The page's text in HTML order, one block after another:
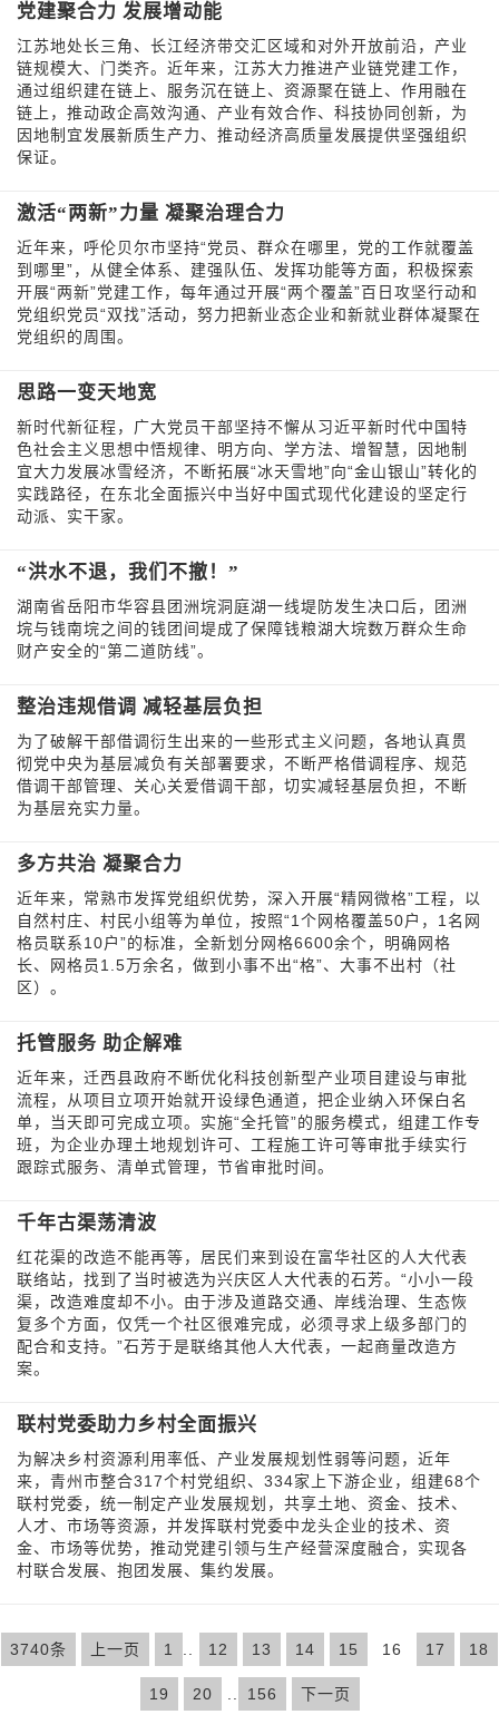
党建聚合力 发展增动能
江苏地处长三角、长江经济带交汇区域和对外开放前沿，产业
链规模大、门类齐。近年来，江苏大力推进产业链党建工作，
通过组织建在链上、服务沉在链上、资源聚在链上、作用融在
链上，推动政企高效沟通、产业有效合作、科技协同创新，为
因地制宜发展新质生产力、推动经济高质量发展提供坚强组织
保证。
激活“两新”力量 凝聚治理合力
近年来，呼伦贝尔市坚持“党员、群众在哪里，党的工作就覆盖
到哪里”，从健全体系、建强队伍、发挥功能等方面，积极探索
开展“两新”党建工作，每年通过开展“两个覆盖”百日攻坚行动和
党组织党员“双找”活动，努力把新业态企业和新就业群体凝聚在
党组织的周围。
思路一变天地宽
新时代新征程，广大党员干部坚持不懈从习近平新时代中国特
色社会主义思想中悟规律、明方向、学方法、增智慧，因地制
宜大力发展冰雪经济，不断拓展“冰天雪地”向“金山银山”转化的
实践路径，在东北全面振兴中当好中国式现代化建设的坚定行
动派、实干家。
“洪水不退，我们不撤！”
湖南省岳阳市华容县团洲垸洞庭湖一线堤防发生决口后，团洲
垸与钱南垸之间的钱团间堤成了保障钱粮湖大垸数万群众生命
财产安全的“第二道防线”。
整治违规借调 减轻基层负担
为了破解干部借调衍生出来的一些形式主义问题，各地认真贯
彻党中央为基层减负有关部署要求，不断严格借调程序、规范
借调干部管理、关心关爱借调干部，切实减轻基层负担，不断
为基层充实力量。
多方共治 凝聚合力
近年来，常熟市发挥党组织优势，深入开展“精网微格”工程，以
自然村庄、村民小组等为单位，按照“1个网格覆盖50户，1名网
格员联系10户”的标准，全新划分网格6600余个，明确网格
长、网格员1.5万余名，做到小事不出“格”、大事不出村（社
区）。
托管服务 助企解难
近年来，迁西县政府不断优化科技创新型产业项目建设与审批
流程，从项目立项开始就开设绿色通道，把企业纳入环保白名
单，当天即可完成立项。实施“全托管”的服务模式，组建工作专
班，为企业办理土地规划许可、工程施工许可等审批手续实行
跟踪式服务、清单式管理，节省审批时间。
千年古渠荡清波
红花渠的改造不能再等，居民们来到设在富华社区的人大代表
联络站，找到了当时被选为兴庆区人大代表的石芳。“小小一段
渠，改造难度却不小。由于涉及道路交通、岸线治理、生态恢
复多个方面，仅凭一个社区很难完成，必须寻求上级多部门的
配合和支持。”石芳于是联络其他人大代表，一起商量改造方
案。
联村党委助力乡村全面振兴
为解决乡村资源利用率低、产业发展规划性弱等问题，近年
来，青州市整合317个村党组织、334家上下游企业，组建68个
联村党委，统一制定产业发展规划，共享土地、资金、技术、
人才、市场等资源，并发挥联村党委中龙头企业的技术、资
金、市场等优势，推动党建引领与生产经营深度融合，实现各
村联合发展、抱团发展、集约发展。
3740条 上一页 1 12 13 14 15 16 17 18
19 20 156 下一页